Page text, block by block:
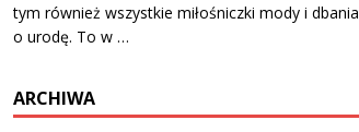
tym również wszystkie miłośniczki mody i dbania
o urodę. To w …
ARCHIWA